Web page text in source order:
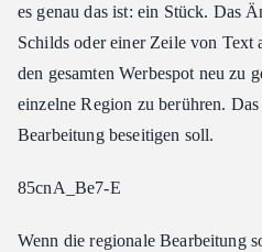
es genau das ist: ein Stück. Das
Schilds oder einer Zeile von Text
den gesamten Werbespot neu zu
einzelne Region zu berühren.
Bearbeitung beseitigen soll.
85cnA_Be7-E
Wenn die regionale Bearbeitung